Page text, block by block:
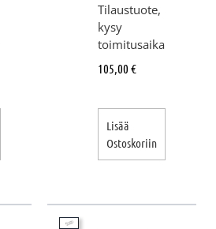
Tilaustuote,
kysy
toimitusaika
105,00 €
Lisää
Ostoskoriin